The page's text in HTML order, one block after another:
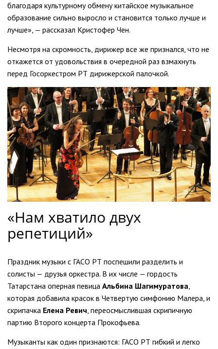
благодаря культурному обмену китайское музыкальное
образование сильно выросло и становится только лучше и
лучше», — рассказал Кристофер Чен.
Несмотря на скромность, дирижер все же признался, что не
откажется от удовольствия в очередной раз взмахнуть
перед Госоркестром РТ дирижерской палочкой.
«Нам хватило двух
репетиций»
Праздник музыки с ГАСО РТ поспешили разделить и
солисты — друзья оркестра. В их числе — гордость
Татарстана оперная певица Альбина Шагимуратова
которая добавила красок в Четвертую симфонию Малера, и
скрипачка Елена Ревич , переосмыслившая скрипичную
партию Второго концерта Прокофьева.
Музыканты как один признаются: ГАСО РТ гибкий и легко